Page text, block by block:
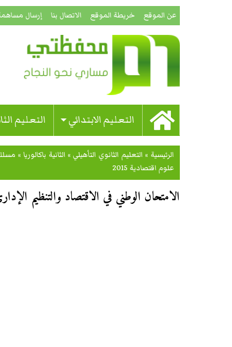
عن الموقع خريطة الموقع الاتصال بنا إرسال
التعليم الابتدائي التعليم
الرئيسية » التعليم الثانوي التأهيلي »الثانية باكالوريا »
علوم اقتصادية 2015
الامتحان الوطني في الاقتصاد والتنظيم